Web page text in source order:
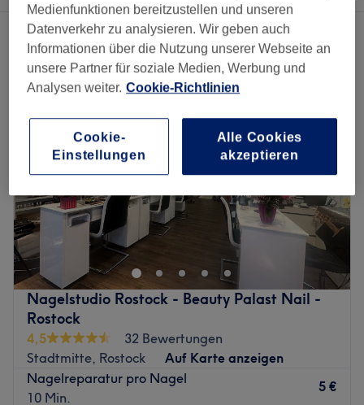
2 Salons die anbieten:
extras nagelstudio in Mecklenburg-Vorpommern
Nagelstudio Rostock - Beauty Palast Nail -
Rostock
4,5
32 Bewertungen
Stadtmitte, Rostock
Auf Karte anzeigen
Nagelreparatur pro Nagel
10 Min.
5 €
Medienfunktionen bereitzustellen und unseren
Datenverkehr zu analysieren. Wir geben auch
Informationen über die Nutzung unserer Webseite an
unsere Partner für soziale Medien, Werbung und
Analysen weiter. Cookie-Richtlinien
Cookie-
Einstellungen
Alle Cookies
akzeptieren